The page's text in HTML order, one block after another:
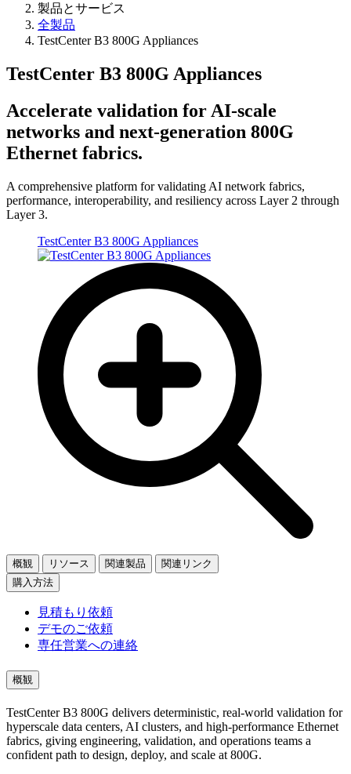
製品とサービス
全製品
TestCenter B3 800G Appliances
TestCenter B3 800G Appliances
Accelerate validation for AI-scale
networks and next-generation 800G
Ethernet fabrics.
A comprehensive platform for validating AI network fabrics,
performance, interoperability, and resiliency across Layer 2 through
Layer 3.
TestCenter B3 800G Appliances
概観 リソース 関連製品
関連リンク
購入方法
見積もり依頼
デモのご依頼
専任営業への連絡
概観
TestCenter B3 800G delivers deterministic, real-world validation for
hyperscale data centers, AI clusters, and high-performance Ethernet
fabrics, giving engineering, validation, and operations teams a
confident path to design, deploy, and scale at 800G.